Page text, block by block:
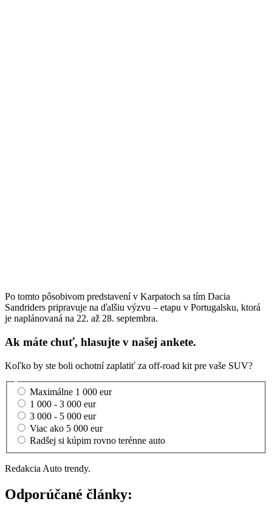
Po tomto pôsobivom predstavení v Karpatoch sa tím Dacia
Sandriders pripravuje na ďalšiu výzvu – etapu v Portugalsku, ktorá
je naplánovaná na 22. až 28. septembra.
Ak máte chuť, hlasujte v našej ankete.
Koľko by ste boli ochotní zaplatiť za off-road kit pre vaše SUV?
Maximálne 1 000 eur
1 000 - 3 000 eur
3 000 - 5 000 eur
Viac ako 5 000 eur
Radšej si kúpim rovno terénne auto
Redakcia Auto trendy.
Odporúčané články: